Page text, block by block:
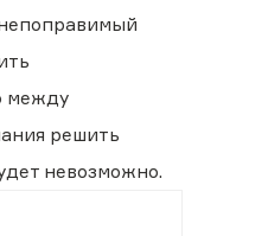
между
решить
невозможно.